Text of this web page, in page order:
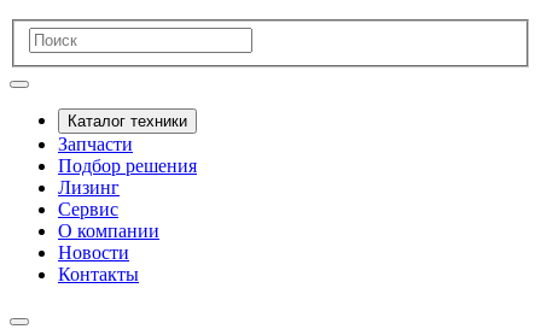
Каталог техники
Запчасти
Подбор решения
Лизинг
Сервис
О компании
Новости
Контакты